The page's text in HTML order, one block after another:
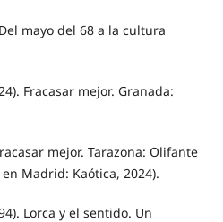
mayo del 68 a la cultura
Fracasar mejor. Granada:
mejor. Tarazona: Olifante
Madrid: Kaótica, 2024).
Lorca y el sentido. Un